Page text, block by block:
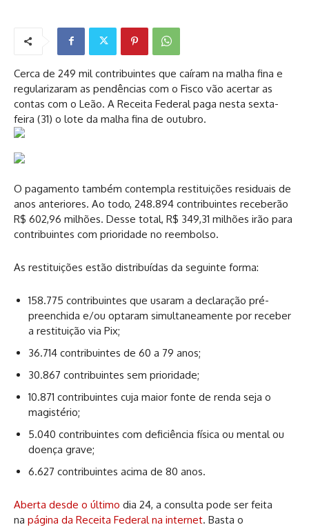
Cerca de 249 mil contribuintes que caíram na malha fina e
regularizaram as pendências com o Fisco vão acertar as
contas com o Leão. A Receita Federal paga nesta sexta-
feira (31) o lote da malha fina de outubro.
O pagamento também contempla restituições residuais de
anos anteriores. Ao todo, 248.894 contribuintes receberão
R$ 602,96 milhões. Desse total, R$ 349,31 milhões irão para
contribuintes com prioridade no reembolso.
As restituições estão distribuídas da seguinte forma:
158.775 contribuintes que usaram a declaração pré-
preenchida e/ou optaram simultaneamente por receber
a restituição via Pix;
36.714 contribuintes de 60 a 79 anos;
30.867 contribuintes sem prioridade;
10.871 contribuintes cuja maior fonte de renda seja o
magistério;
5.040 contribuintes com deficiência física ou mental ou
doença grave;
6.627 contribuintes acima de 80 anos.
Aberta desde o último dia 24, a consulta pode ser feita
na página da Receita Federal na internet. Basta o